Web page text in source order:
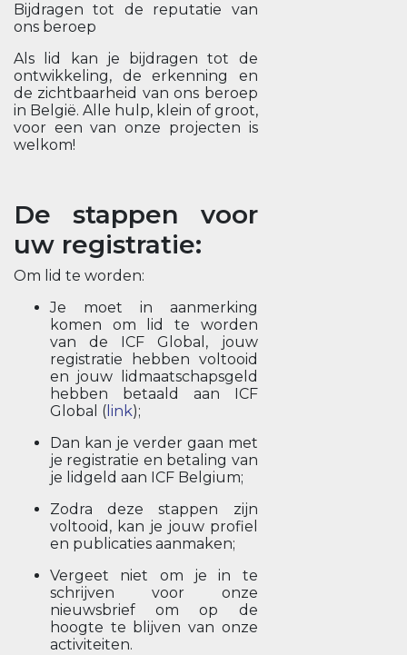
Bijdragen tot de reputatie van
ons beroep
Als lid kan je bijdragen tot de
ontwikkeling, de erkenning en
de zichtbaarheid van ons beroep
in België. Alle hulp, klein of groot,
voor een van onze projecten is
welkom!
De stappen voor
uw registratie:
Om lid te worden:
Je moet in aanmerking
komen om lid te worden
van de ICF Global, jouw
registratie hebben voltooid
en jouw lidmaatschapsgeld
hebben betaald aan ICF
Global ( link);
Dan kan je verder gaan met
je registratie en betaling van
je lidgeld aan ICF Belgium;
Zodra deze stappen zijn
voltooid, kan je jouw profiel
en publicaties aanmaken;
Vergeet niet om je in te
schrijven voor onze
nieuwsbrief om op de
hoogte te blijven van onze
activiteiten.